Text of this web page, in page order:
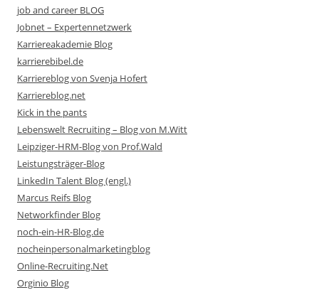
job and career BLOG
Jobnet – Expertennetzwerk
Karriereakademie Blog
karrierebibel.de
Karriereblog von Svenja Hofert
Karriereblog.net
Kick in the pants
Lebenswelt Recruiting – Blog von M.Witt
Leipziger-HRM-Blog von Prof.Wald
Leistungsträger-Blog
LinkedIn Talent Blog (engl.)
Marcus Reifs Blog
Networkfinder Blog
noch-ein-HR-Blog.de
nocheinpersonalmarketingblog
Online-Recruiting.Net
Orginio Blog